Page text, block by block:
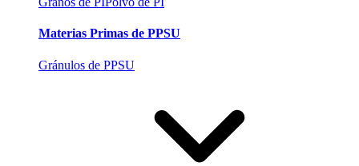
Materias Primas de PPSU
Gránulos de PPSU